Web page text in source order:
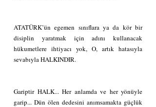
ATATÜRK’ün egemen sınıflara ya da kör bir
disiplin yaratmak için adını kullanacak
hükumetlere ihtiyacı yok, O, artık hatasıyla
sevabıyla HALKINDIR.
Gariptir HALK... Her anlamda ve her yönüyle
garip... Dün ölen dedesini anımsamakta güçlük